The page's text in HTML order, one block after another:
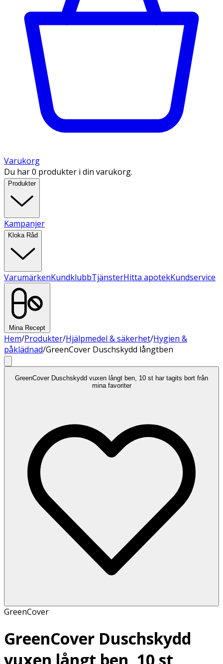
Varukorg
Du har 0 produkter i din varukorg.
Produkter
Kampanjer
Kloka Råd
VarumärkenKundklubbTjänsterHitta apotekKundservice
Mina Recept
Hem/Produkter/Hjälpmedel & säkerhet/Hygien &
påklädnad/GreenCover Duschskydd långtben
GreenCover Duschskydd vuxen långt ben, 10 st har tagits bort från
mina favoriter
GreenCover
GreenCover Duschskydd